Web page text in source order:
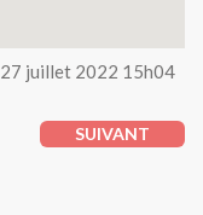
27 juillet 2022 15h04
SUIVANT